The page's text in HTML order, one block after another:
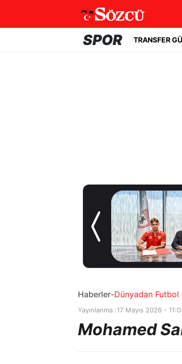
SPOR TRANSFER
Transfer Günlüğü
Samsunspor,
Polonyalı
stoperle imzaladı
Haberler-Dünyadan Futbol
Yayınlanma :17 Mayıs 2026 -
Mohamed